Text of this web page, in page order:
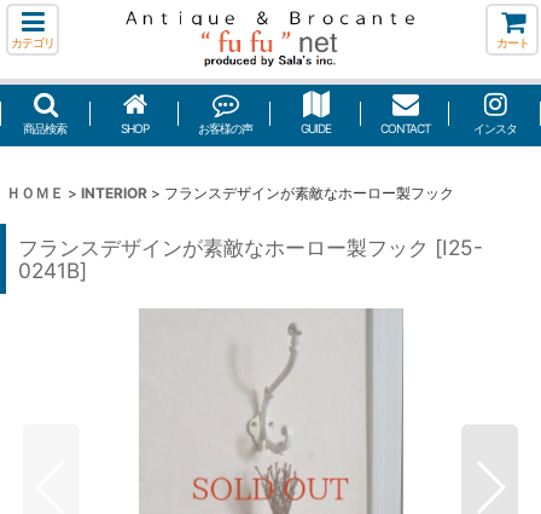
カテゴリ カート
商品検索 SHOP お客様の声 GUIDE CONTACT インスタ
ＨＯＭＥ > INTERIOR > フランスデザインが素敵なホーロー製フック
フランスデザインが素敵なホーロー製フック [I25-
0241B]